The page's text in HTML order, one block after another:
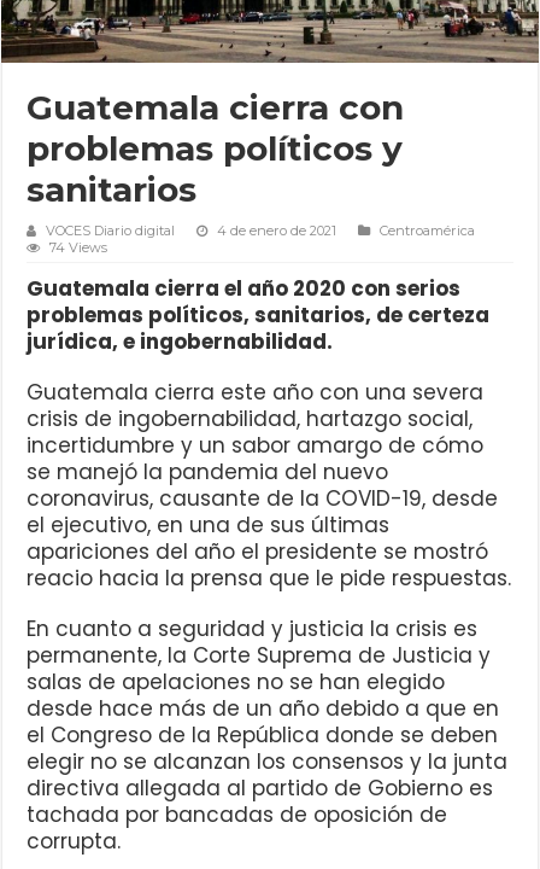
Guatemala cierra con
problemas políticos y
sanitarios
VOCES Diario digital 4 de enero de 2021
Centroamérica
74 Views
Guatemala cierra el año 2020 con serios
problemas políticos, sanitarios, de certeza
jurídica, e ingobernabilidad.
Guatemala cierra este año con una severa
crisis de ingobernabilidad, hartazgo social,
incertidumbre y un sabor amargo de cómo
se manejó la pandemia del nuevo
coronavirus, causante de la COVID-19, desde
el ejecutivo, en una de sus últimas
apariciones del año el presidente se mostró
reacio hacia la prensa que le pide respuestas.
En cuanto a seguridad y justicia la crisis es
permanente, la Corte Suprema de Justicia y
salas de apelaciones no se han elegido
desde hace más de un año debido a que en
el Congreso de la República donde se deben
elegir no se alcanzan los consensos y la junta
directiva allegada al partido de Gobierno es
tachada por bancadas de oposición de
corrupta.